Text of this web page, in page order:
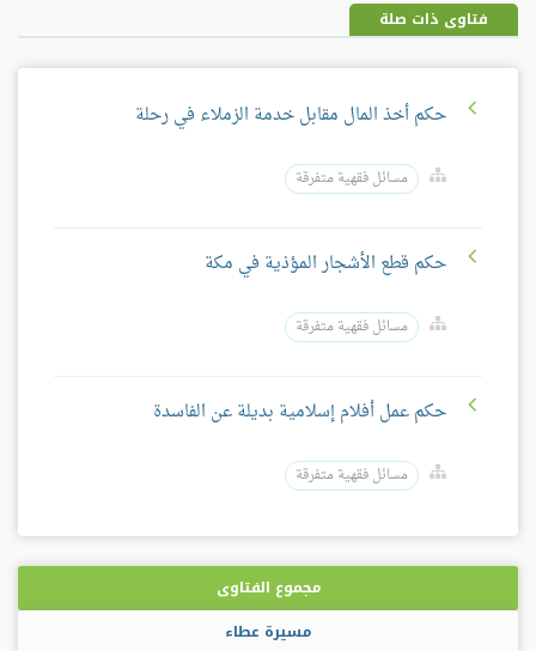
فتاوى ذات صلة
حكم أخذ المال مقابل خدمة الزملاء في رحلة
مسائل فقهية متفرقة
حكم قطع الأشجار المؤذية في مكة
مسائل فقهية متفرقة
حكم عمل أفلام إسلامية بديلة عن الفاسدة
مسائل فقهية متفرقة
مجموع الفتاوى
مسيرة عطاء